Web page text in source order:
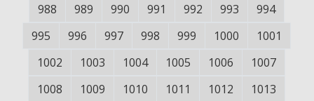
988
989 990 991 992 993
994
995
996 997 998 999 1000
1001
1002
1003 1004 1005 1006
1007
1008
1009 1010 1011 1012
1013